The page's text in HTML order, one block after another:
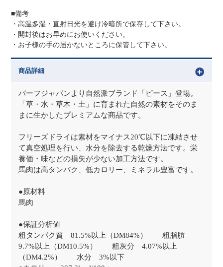
■備考
・高温多湿・直射日光を避け冷暗所で保存して下さい。
・開封後はお早めにお使いください。
・お子様の手の届かないところに保管して下さい。
商品詳細
バーフジャパンより自然派ブランド「ピース」登場。
「草・水・草木・土」に育まれた自然の素材をそのま
まに生かしたプレミアムな商品です。
フリーズドライは素材をマイナス20℃以下に凍結させ
て真空処理を行い、水分を除去する乾燥方法です。栄
養価・味などの損失が少ない加工方法です。
馬肉は高タンパク、低カロリー、ミネラル豊富です。
●原材料
馬肉
●保証分析値
粗タンパク質 81.5%以上（DM84%） 粗脂肪
9.7%以上（DM10.5%） 粗灰分 4.07%以上
（DM4.2%） 水分 3%以下